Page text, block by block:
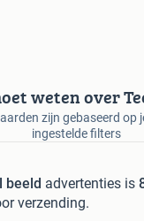
weten over
zijn gebaseerd op
ingestelde filters
beeld advertenties is
verzending.